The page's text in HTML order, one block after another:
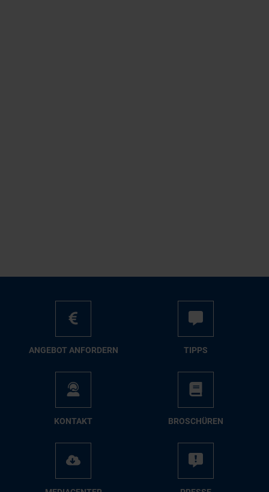
AN­GE­BOT AN­FOR­DERN TIPPS
KON­TAKT BRO­SCHÜ­REN